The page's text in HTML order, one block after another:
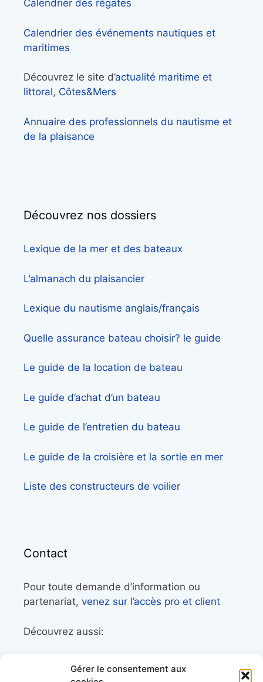
Gérer le consentement aux
Calendrier des régates
Calendrier des événements nautiques et
maritimes
Découvrez le site d’actualité maritime et
littoral, Côtes&Mers
Annuaire des professionnels du nautisme et
de la plaisance
Découvrez nos dossiers
Lexique de la mer et des bateaux
L’almanach du plaisancier
Lexique du nautisme anglais/français
Quelle assurance bateau choisir? le guide
Le guide de la location de bateau
Le guide d’achat d’un bateau
Le guide de l’entretien du bateau
Le guide de la croisière et la sortie en mer
Liste des constructeurs de voilier
Contact
Pour toute demande d’information ou
partenariat, venez sur l’accès pro et client
Découvrez aussi:
librairie maritime